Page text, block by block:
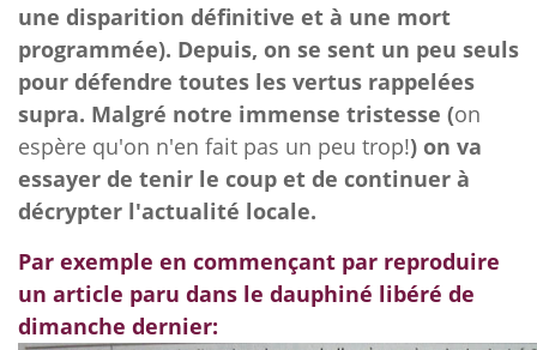
une disparition définitive et à une mort
programmée). Depuis, on se sent un peu seuls
pour défendre toutes les vertus rappelées
supra. Malgré notre immense tristesse (on
espère qu'on n'en fait pas un peu trop!) on va
essayer de tenir le coup et de continuer à
décrypter l'actualité locale.
Par exemple en commençant par reproduire
un article paru dans le dauphiné libéré de
dimanche dernier: